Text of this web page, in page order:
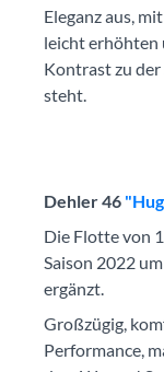
Eleganz aus,
leicht erhöhten
Kontrast zu
steht.
Dehler 46
Die Flotte von
Saison 2022
ergänzt.
Großzügig,
Performance,